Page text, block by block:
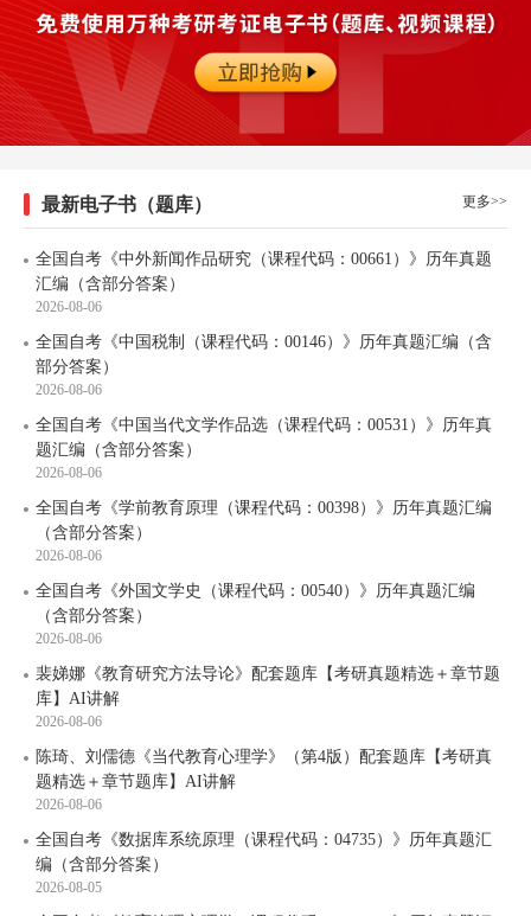
更多>>
最新电子书（题库）
全国自考《中外新闻作品研究（课程代码：00661）》历年真题
汇编（含部分答案）
2026-08-06
全国自考《中国税制（课程代码：00146）》历年真题汇编（含
部分答案）
2026-08-06
全国自考《中国当代文学作品选（课程代码：00531）》历年真
题汇编（含部分答案）
2026-08-06
全国自考《学前教育原理（课程代码：00398）》历年真题汇编
（含部分答案）
2026-08-06
全国自考《外国文学史（课程代码：00540）》历年真题汇编
（含部分答案）
2026-08-06
裴娣娜《教育研究方法导论》配套题库【考研真题精选＋章节题
库】AI讲解
2026-08-06
陈琦、刘儒德《当代教育心理学》（第4版）配套题库【考研真
题精选＋章节题库】AI讲解
2026-08-06
全国自考《数据库系统原理（课程代码：04735）》历年真题汇
编（含部分答案）
2026-08-05